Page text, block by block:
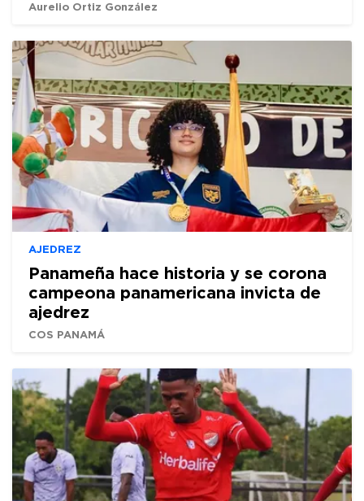
Aurelio Ortiz González
AJEDREZ
Panameña hace historia y se corona
campeona panamericana invicta de
ajedrez
COS PANAMÁ